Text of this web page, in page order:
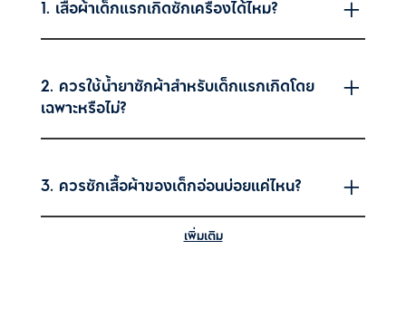
1. เสื้อผ้าเด็กแรกเกิดซักเครื่องได้ไหม?
2. ควรใช้น้ำยาซักผ้าสำหรับเด็กแรกเกิดโดย
เฉพาะหรือไม่?
3. ควรซักเสื้อผ้าของเด็กอ่อนบ่อยแค่ไหน?
เพิ่มเติม